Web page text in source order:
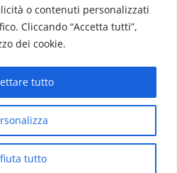
o contenuti personalizzati
Cliccando “Accetta tutti”,
dei cookie.
tutto
tutto
la città EVENTI
Salute